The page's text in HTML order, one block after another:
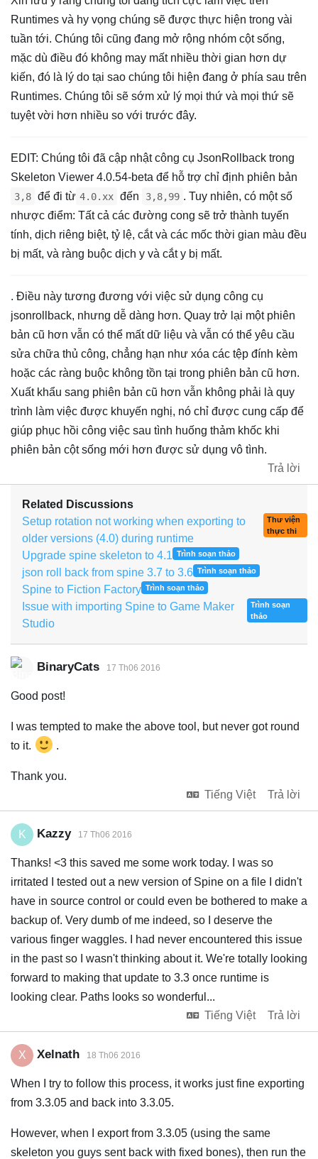
Runtimes và hy vọng chúng sẽ được thực hiện trong vài
tuần tới. Chúng tôi cũng đang mở rộng nhóm cột sống,
mặc dù điều đó không may mất nhiều thời gian hơn dự
kiến, đó là lý do tại sao chúng tôi hiện đang ở phía sau trên
Runtimes. Chúng tôi sẽ sớm xử lý mọi thứ và mọi thứ sẽ
tuyệt vời hơn nhiều so với trước đây.
EDIT: Chúng tôi đã cập nhật công cụ JsonRollback trong
Skeleton Viewer 4.0.54-beta để hỗ trợ chỉ định phiên bản
3,8 để đi từ 4.0.xx đến 3,8,99 . Tuy nhiên, có một số
nhược điểm: Tất cả các đường cong sẽ trở thành tuyến
tính, dịch riêng biệt, tỷ lệ, cắt và các mốc thời gian màu đều
bị mất, và ràng buộc dịch y và cắt y bị mất.
. Điều này tương đương với việc sử dụng công cụ
jsonrollback, nhưng dễ dàng hơn. Quay trở lại một phiên
bản cũ hơn vẫn có thể mất dữ liệu và vẫn có thể yêu cầu
sửa chữa thủ công, chẳng hạn như xóa các tệp đính kèm
hoặc các ràng buộc không tồn tại trong phiên bản cũ hơn.
Xuất khẩu sang phiên bản cũ hơn vẫn không phải là quy
trình làm việc được khuyến nghị, nó chỉ được cung cấp để
giúp phục hồi công việc sau tình huống thảm khốc khi
phiên bản cột sống mới hơn được sử dụng vô tình.
Trả lời
Related Discussions
Setup rotation not working when exporting to
older versions (4.0) during runtime
Thư viện
thực thi
Upgrade spine skeleton to 4.1 Trình soạn thảo
json roll back from spine 3.7 to 3.6 Trình soạn thảo
Spine to Fiction Factory Trình soạn thảo
Issue with importing Spine to Game Maker
Studio
Trình soạn
thảo
BinaryCats 17 Th06 2016
Good post!
I was tempted to make the above tool, but never got round
to it.
.
Thank you.
Tiếng Việt
Trả lời
K Kazzy 17 Th06 2016
Thanks! <3 this saved me some work today. I was so
irritated I tested out a new version of Spine on a file I didn't
have in source control or could even be bothered to make a
backup of. Very dumb of me indeed, so I deserve the
various finger waggles. I had never encountered this issue
in the past so I wasn't thinking about it. We're totally looking
forward to making that update to 3.3 once runtime is
looking clear. Paths looks so wonderful...
Tiếng Việt
Trả lời
X Xelnath 18 Th06 2016
When I try to follow this process, it works just fine exporting
from 3.3.05 and back into 3.3.05.
However, when I export from 3.3.05 (using the same
skeleton you guys sent back with fixed bones), then run the